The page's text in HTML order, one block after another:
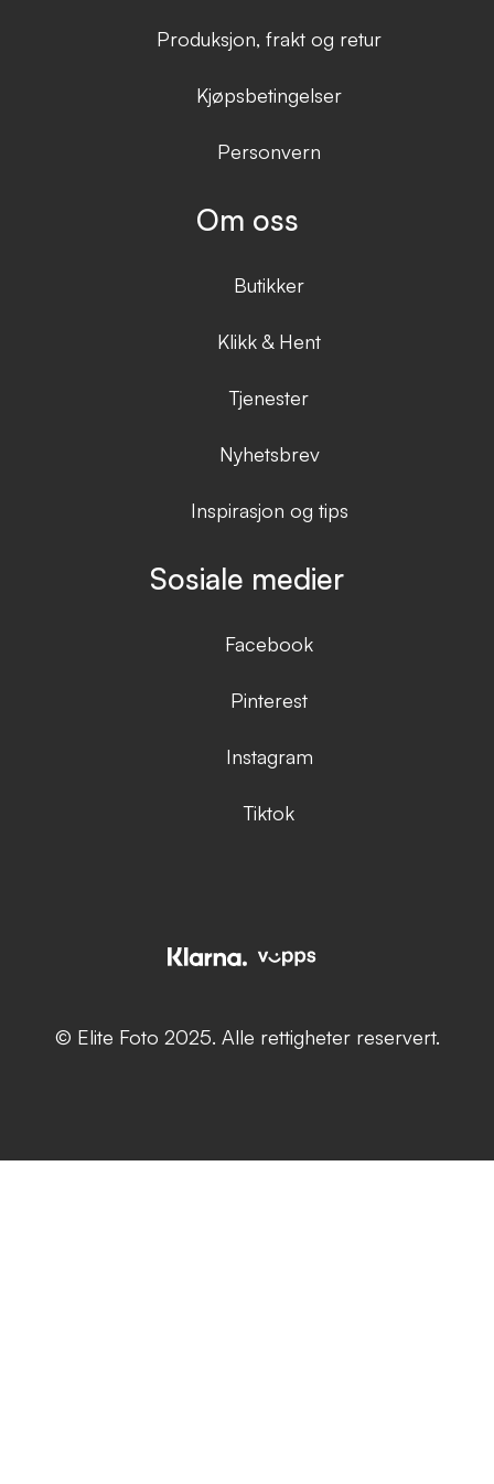
Produksjon, frakt og retur
Kjøpsbetingelser
Personvern
Om oss
Butikker
Klikk & Hent
Tjenester
Nyhetsbrev
Inspirasjon og tips
Sosiale medier
Facebook
Pinterest
Instagram
Tiktok
© Elite Foto 2025. Alle rettigheter reservert.